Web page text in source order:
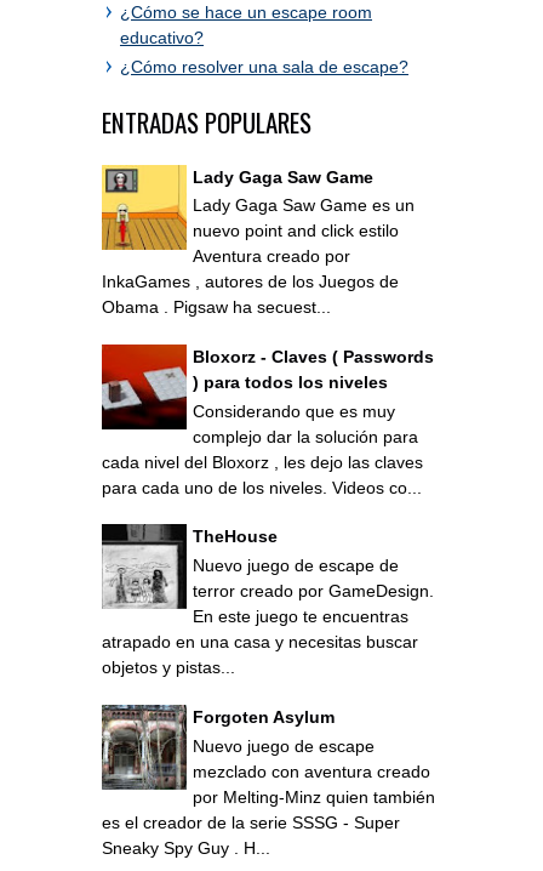
¿Cómo se hace un escape room
educativo?
¿Cómo resolver una sala de escape?
ENTRADAS POPULARES
Lady Gaga Saw Game
Lady Gaga Saw Game es un
nuevo point and click estilo
Aventura creado por
InkaGames , autores de los Juegos de
Obama . Pigsaw ha secuest...
Bloxorz - Claves ( Passwords
) para todos los niveles
Considerando que es muy
complejo dar la solución para
cada nivel del Bloxorz , les dejo las claves
para cada uno de los niveles. Videos co...
TheHouse
Nuevo juego de escape de
terror creado por GameDesign.
En este juego te encuentras
atrapado en una casa y necesitas buscar
objetos y pistas...
Forgoten Asylum
Nuevo juego de escape
mezclado con aventura creado
por Melting-Minz quien también
es el creador de la serie SSSG - Super
Sneaky Spy Guy . H...